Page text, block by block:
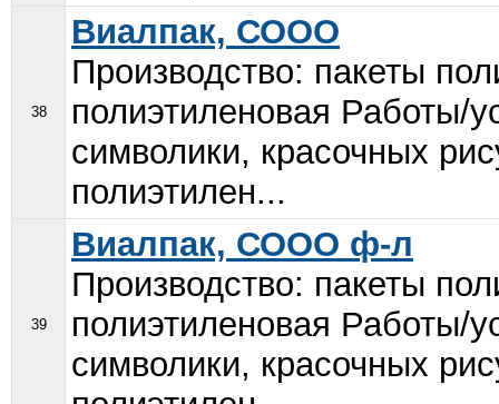
38
Виалпак, СООО
Производство: пакеты
полиэтиленовая Работы/
символики, красочных
полиэтилен...
39
Виалпак, СООО ф-л
Производство: пакеты
полиэтиленовая Работы/
символики, красочных